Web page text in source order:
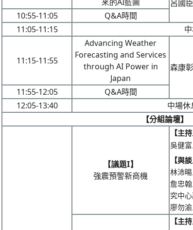
呂國
10:55-11:05
Q&A時間
11:05-11:15
11:15-11:55
Advancing Weather
Forecasting and Services
through AI Power in
Japan
森康
11:55-12:05
Q&A時間
12:05-13:40
中場
【分組論壇】
【議題I】
強震預警新商機
【主
吳健
【與談
林沛
詹忠
究中
廖勿
【主